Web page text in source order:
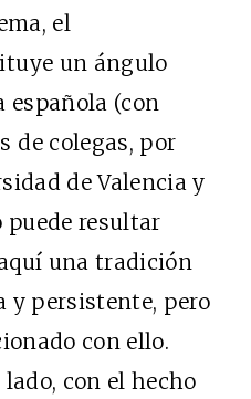
el
un ángulo
española (con
de colegas, por
de Valencia y
puede resultar
una tradición
y persistente, pero
con ello.
con el hecho